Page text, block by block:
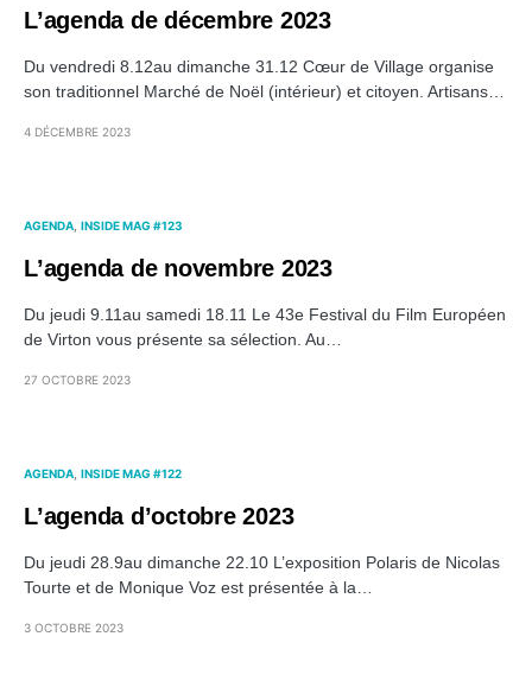
L’agenda de décembre 2023
Du vendredi 8.12au dimanche 31.12 Cœur de Village organise
son traditionnel Marché de Noël (intérieur) et citoyen. Artisans…
4 DÉCEMBRE 2023
AGENDA INSIDE MAG #123
L’agenda de novembre 2023
Du jeudi 9.11au samedi 18.11 Le 43e Festival du Film Européen
de Virton vous présente sa sélection. Au…
27 OCTOBRE 2023
AGENDA INSIDE MAG #122
L’agenda d’octobre 2023
Du jeudi 28.9au dimanche 22.10 L’exposition Polaris de Nicolas
Tourte et de Monique Voz est présentée à la…
3 OCTOBRE 2023